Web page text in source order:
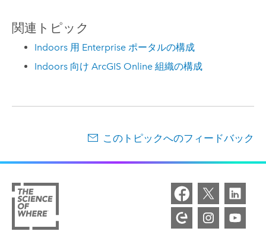
関連トピック
Indoors 用 Enterprise ポータルの構成
Indoors 向け ArcGIS Online 組織の構成
このトピックへのフィードバック